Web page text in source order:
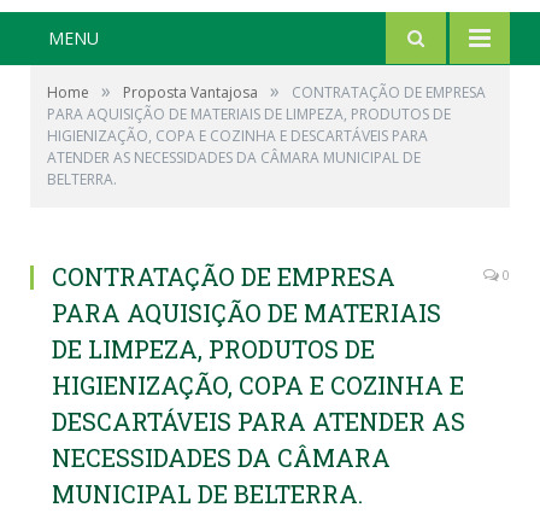
MENU
Home » Proposta Vantajosa »
CONTRATAÇÃO DE EMPRESA
PARA AQUISIÇÃO DE MATERIAIS DE LIMPEZA, PRODUTOS DE
HIGIENIZAÇÃO, COPA E COZINHA E DESCARTÁVEIS PARA
ATENDER AS NECESSIDADES DA CÂMARA MUNICIPAL DE
BELTERRA.
CONTRATAÇÃO DE EMPRESA
PARA AQUISIÇÃO DE MATERIAIS
DE LIMPEZA, PRODUTOS DE
HIGIENIZAÇÃO, COPA E COZINHA E
DESCARTÁVEIS PARA ATENDER AS
NECESSIDADES DA CÂMARA
MUNICIPAL DE BELTERRA.
0